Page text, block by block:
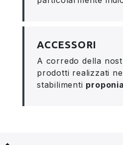
ACCESSORI
A corredo della
prodotti realizzati
stabilimenti